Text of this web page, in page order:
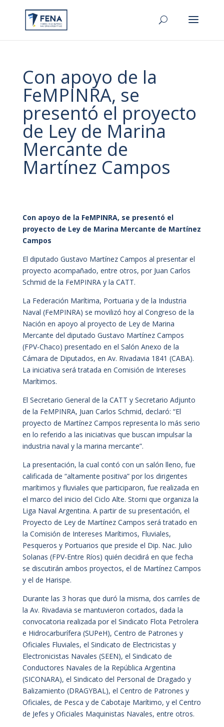
Con apoyo de la
FeMPINRA, se
presentó el proyecto
de Ley de Marina
Mercante de
Martínez Campos
Con apoyo de la FeMPINRA, se presentó el
proyecto de Ley de Marina Mercante de Martínez
Campos
El diputado Gustavo Martínez Campos al presentar el
proyecto acompañado, entre otros, por Juan Carlos
Schmid de la FeMPINRA y la CATT.
La Federación Marítima, Portuaria y de la Industria
Naval (FeMPINRA) se movilizó hoy al Congreso de la
Nación en apoyo al proyecto de Ley de Marina
Mercante del diputado Gustavo Martínez Campos
(FPV-Chaco) presentado en el Salón Anexo de la
Cámara de Diputados, en Av. Rivadavia 1841​ (CABA).
La iniciativa será tratada en Comisión de Intereses
Marítimos.
El Secretario General de la CATT y Secretario Adjunto
de la FeMPINRA, Juan Carlos Schmid, declaró: “El
proyecto de Martínez Campos representa lo más serio
en lo referido a las iniciativas que buscan impulsar la
industria naval y la marina mercante”.
La presentación, la cual contó con un salón lleno, fue
calificada de “altamente positiva” por los dirigentes
marítimos y fluviales que participaron, fue realizada en
el marco del inicio del Ciclo Alte. Storni que organiza la
Liga Naval Argentina. A partir de su presentación, el
Proyecto de Ley de Martínez Campos será tratado en
la Comisión de Intereses Marítimos, Fluviales,
Pesqueros y Portuarios que preside el Dip. Nac. Julio
Solanas (FPV-Entre Ríos) quién decidirá en que fecha
se discutirán ambos proyectos, el de Martínez Campos
y el de Harispe.
Durante las 3 horas que duró la misma, dos carriles de
la Av. Rivadavia se mantuvieron cortados, dada la
convocatoria realizada por el Sindicato Flota Petrolera
e Hidrocarburífera (SUPeH), Centro de Patrones y
Oficiales Fluviales, el Sindicato de Electricistas y
Electronicistas Navales (SEEN), el Sindicato de
Conductores Navales de la República Argentina
(SICONARA), el Sindicato del Personal de Dragado y
Balizamiento (DRAGYBAL), el Centro de Patrones y
Oficiales, de Pesca y de Cabotaje Marítimo, y el Centro
de Jefes y Oficiales Maquinistas Navales, entre otros.